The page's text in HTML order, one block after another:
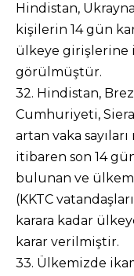
Hindistan,
kişilerin 14 gün
ülkeye girişlerine
görülmüştür.
32. Hindistan,
Cumhuriyeti,
artan vaka
itibaren son 14
bulunan ve
(KKTC
karara kadar
karar verilmiştir.
33. Ülkemizde